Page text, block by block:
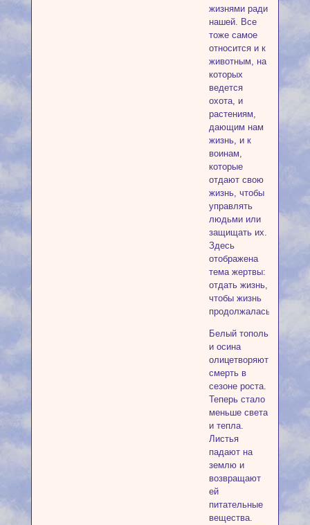
жизнями ради
нашей. Все
тоже самое
относится и к
животным, на
которых
ведется
охота, и
растениям,
дающим нам
жизнь, и к
воинам,
которые
отдают свою
жизнь, чтобы
управлять
людьми или
защищать их.
Здесь
отображена
тема жертвы:
отдать жизнь,
чтобы жизнь
продолжалась.
Белый тополь
и осина
олицетворяют
смерть в
сезоне роста.
Теперь стало
меньше света
и тепла.
Листья
падают на
землю и
возвращают
ей
питательные
вещества.